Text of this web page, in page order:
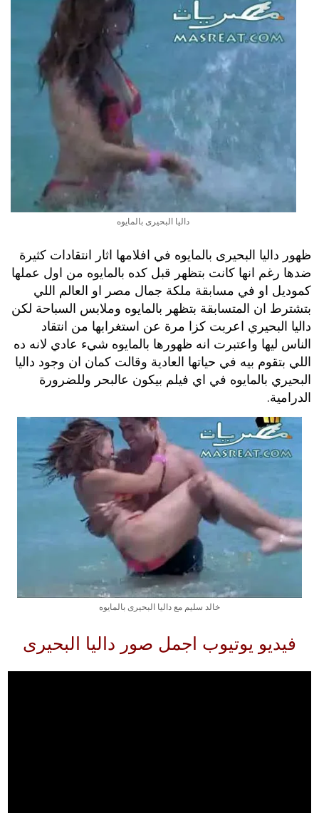
داليا البحيرى بالمايوه
ظهور داليا البحيرى بالمايوه في افلامها اثار انتقادات كثيرة
ضدها رغم انها كانت بتظهر قبل كده بالمايوه من اول عملها
كموديل او في مسابقة ملكة جمال مصر او العالم اللي
بتشترط ان المتسابقة بتظهر بالمايوه وملابس السباحة لكن
داليا البحيري اعربت كزا مرة عن استغرابها من انتقاد
الناس ليها واعتبرت انه ظهورها بالمايوه شيء عادي لانه ده
اللي بتقوم بيه في حياتها العادية وقالت كمان ان وجود داليا
البحيري بالمايوه في اي فيلم بيكون عالبحر وللضرورة
الدرامية.
خالد سليم مع داليا البحيرى بالمايوه
فيديو يوتيوب اجمل صور داليا البحيرى